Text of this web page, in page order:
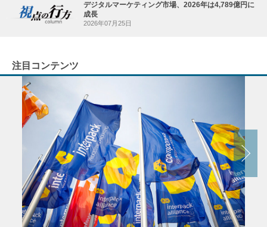
デジタルマーケティング市場、2026年は4,789億円に
成長
2026年07月25日
注目コンテンツ